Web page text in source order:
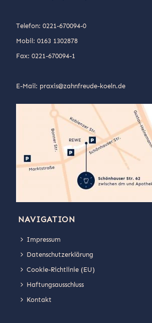
Telefon: 0221-670094-0
Mobil: 0163 1302878
Fax: 0221-670094-1
E-Mail: praxis@zahnfreude-koeln.de
NAVIGATION
Impressum
Datenschutzerklärung
Cookie-Richtlinie (EU)
Haftungsausschluss
Kontakt